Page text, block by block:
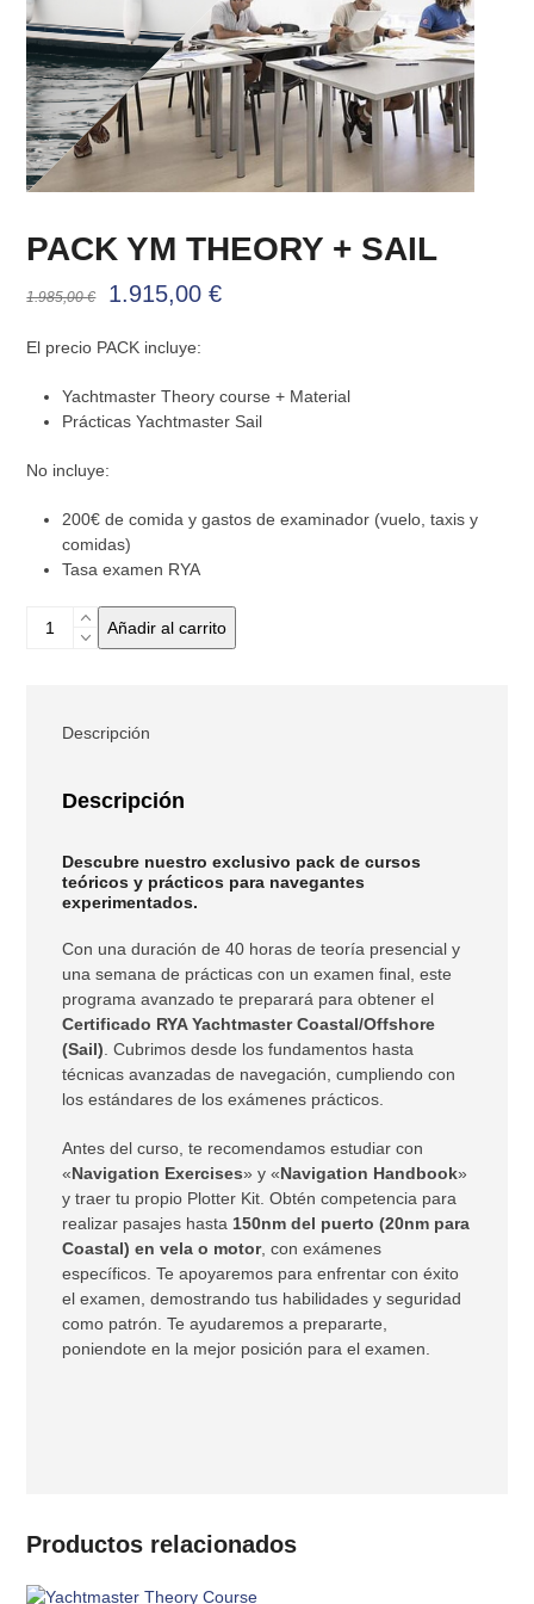
PACK YM THEORY + SAIL
1.985,00€
El
original
era:
1.985,00 €.
1.915,00€El
es:
1.915,00 €.
El precio PACK incluye:
Yachtmaster Theory course + Material
Prácticas Yachtmaster Sail
No incluye:
200€ de comida y gastos de examinador (vuelo, taxis y
comidas)
Tasa examen RYA
cantidad
Añadir al carrito
Descripción
Descripción
Descubre nuestro exclusivo pack de cursos
teóricos y prácticos para navegantes
experimentados.
Con una duración de 40 horas de teoría presencial y
una semana de prácticas con un examen final, este
programa avanzado te preparará para obtener el
Certificado RYA Yachtmaster Coastal/Offshore
(Sail) . Cubrimos desde los fundamentos hasta
técnicas avanzadas de navegación, cumpliendo con
los estándares de los exámenes prácticos.
Antes del curso, te recomendamos estudiar con
«Navigation Exercises» y «Navigation Handbook»
y traer tu propio Plotter Kit. Obtén competencia para
realizar pasajes hasta 150nm del puerto (20nm para
Coastal) en vela o motor, con exámenes
específicos. Te apoyaremos para enfrentar con éxito
el examen, demostrando tus habilidades y seguridad
como patrón. Te ayudaremos a prepararte,
poniendote en la mejor posición para el examen.
Productos relacionados